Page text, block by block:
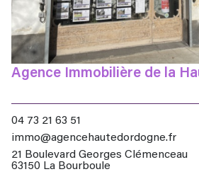
Agence Immobilière de la
04 73 21 63 51
immo@agencehautedordogne.fr
21 Boulevard Georges Clémenceau
63150 La Bourboule